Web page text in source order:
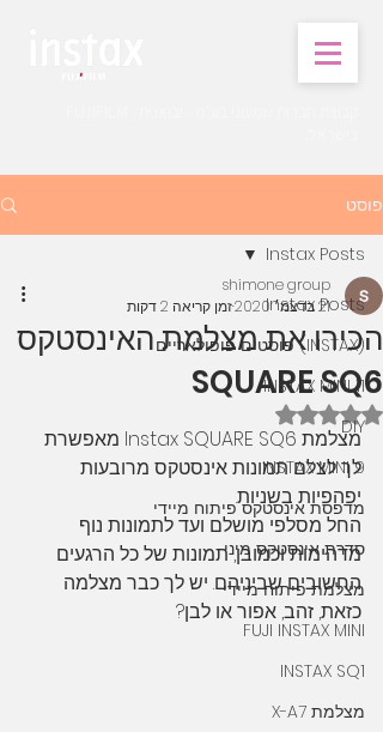
פוסט
Instax Posts
(INSTAX) פוסטים פופולאריים
INSTAX MINI 11
DIY
INSTAX MINI 9
מדפסת אינסטקס פיתוח מיידי
סדרת אינסטקס מיני
מצלמת פיתוח מיידי
FUJI INSTAX MINI
INSTAX SQ1
מצלמת X-A7
Instax Posts
הכירו את מצלמת האינסטקס
SQUARE SQ6
shimone group
21 בדצמ׳ 2020
זמן קריאה 2 דקות
דירוג של NaN מתוך 5 כוכבים
מצלמת Instax SQUARE SQ6 מאפשרת
לך לצלם תמונות אינסטקס מרובעות
יפהפיות בשניות.
החל מסלפי מושלם ועד לתמונות נוף
מדהימות וכמובן, תמונות של כל הרגעים
החשובים שביניהם. יש לך כבר מצלמה
כזאת, זהב, אפור או לבן?